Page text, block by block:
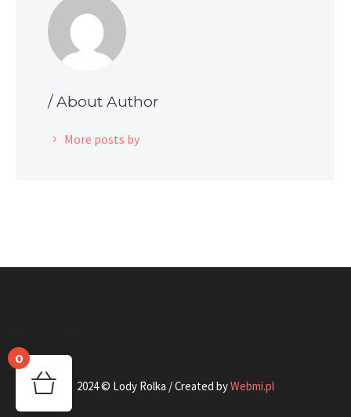
/ About Author
More posts by
2024 © Lody Rolka / Created byWebmi.pl
0